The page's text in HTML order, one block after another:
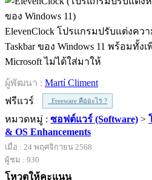
ElevenClock โปรแกรมปรับแต่งค
Taskbar ของ Windows 11 พร้อมทั้
Microsoft ไม่ได้ใส่มาให้
ผู้พัฒนา : Martí Climent
ฟรีแวร์
Freeware คืออะไร ?
หมวดหมู่ : ซอฟต์แวร์ (Software) >
& OS Enhancements
เมื่อ : 24 พฤศจิกายน 2568
ผู้ชม : 930
โหวตให้คะแนน